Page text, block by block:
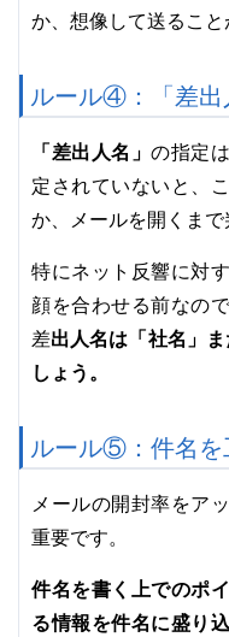
か、想像して送ること
ルール④：「差出
「差出人名」の指定
定されていないと、
か、メールを開くまで
特にネット反響に対
顔を合わせる前なの
差出人名は「社名」
しょう。
ルール⑤：件名を
メールの開封率をア
重要です。
件名を書く上でのポ
る情報を件名に盛り